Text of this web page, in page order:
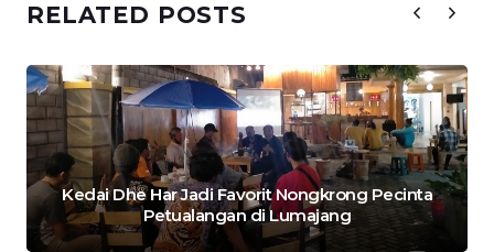
RELATED POSTS
Kedai Dhe Har Jadi Favorit Nongkrong Pecinta
Petualangan di Lumajang